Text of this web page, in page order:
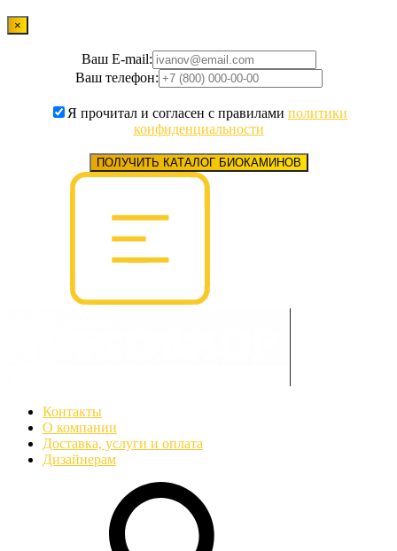
×
Ваш E-mail:
Ваш телефон:
Я прочитал и согласен с правилами политики
конфиденциальности
ПОЛУЧИТЬ КАТАЛОГ БИОКАМИНОВ
Контакты
О компании
Доставка, услуги и оплата
Дизайнерам